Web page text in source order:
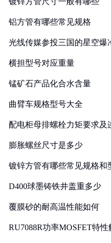
铝方管有哪些常见规格
光线传媒参投三国的星空爆
横担型号对应重量
锰矿石产品化合水含量
曲臂车规格型号大全
配电柜母排螺栓力矩要求及
膨胀螺丝尺寸是多少
镀锌方管有哪些常见规格和
D400球墨铸铁井盖重多少
覆膜砂的耐高温性能如何
RU7088R功率MOSFET特